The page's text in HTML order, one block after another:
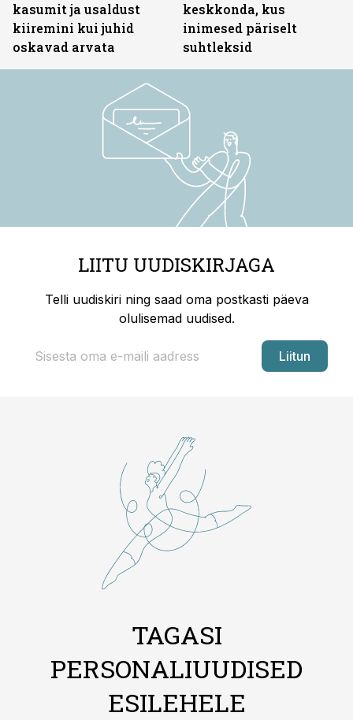
kasumit ja usaldust
kiiremini kui juhid
oskavad arvata
keskkonda, kus
inimesed päriselt
suhtleksid
LIITU UUDISKIRJAGA
Telli uudiskiri ning saad oma postkasti päeva
olulisemad uudised.
Liitun
TAGASI
PERSONALIUUDISED
ESILEHELE